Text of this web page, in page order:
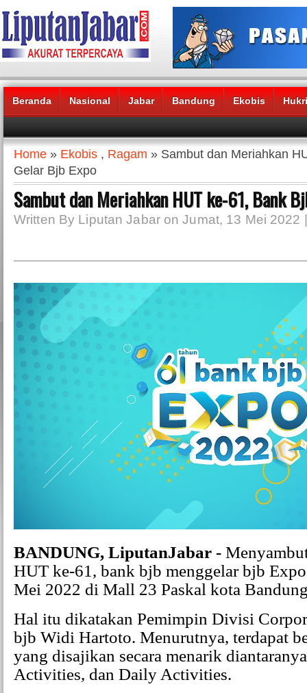
Beranda Nasional Jabar Bandung Ekobis
Headlines News :
Home » Ekobis , Ragam » Sambut dan Meriahkan
Gelar Bjb Expo
Sambut dan Meriahkan HUT ke-61, Bank
Written By Liputan Jabar on Jumat, 13 Mei 2022
BANDUNG, LiputanJabar -
HUT ke-61, bank bjb menggelar bjb
Mei 2022 di Mall 23 Paskal kota
Hal itu dikatakan Pemimpin Divisi
bjb Widi Hartoto. Menurutnya, terdapat
yang disajikan secara menarik
Activities, dan Daily Activities.